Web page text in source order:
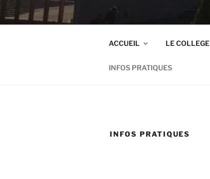
ACCUEIL LE COLLEGE
INFOS PRATIQUES
INFOS PRATIQUES